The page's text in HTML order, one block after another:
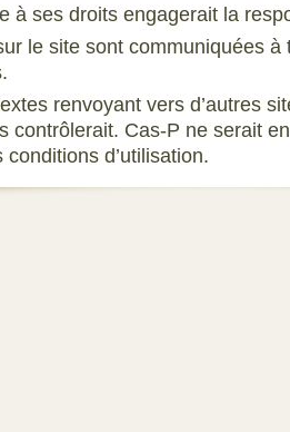
à ses droits engagerait la
le site sont communiquées
renvoyant vers d’autres
contrôlerait. Cas-P ne serait
d’utilisation.